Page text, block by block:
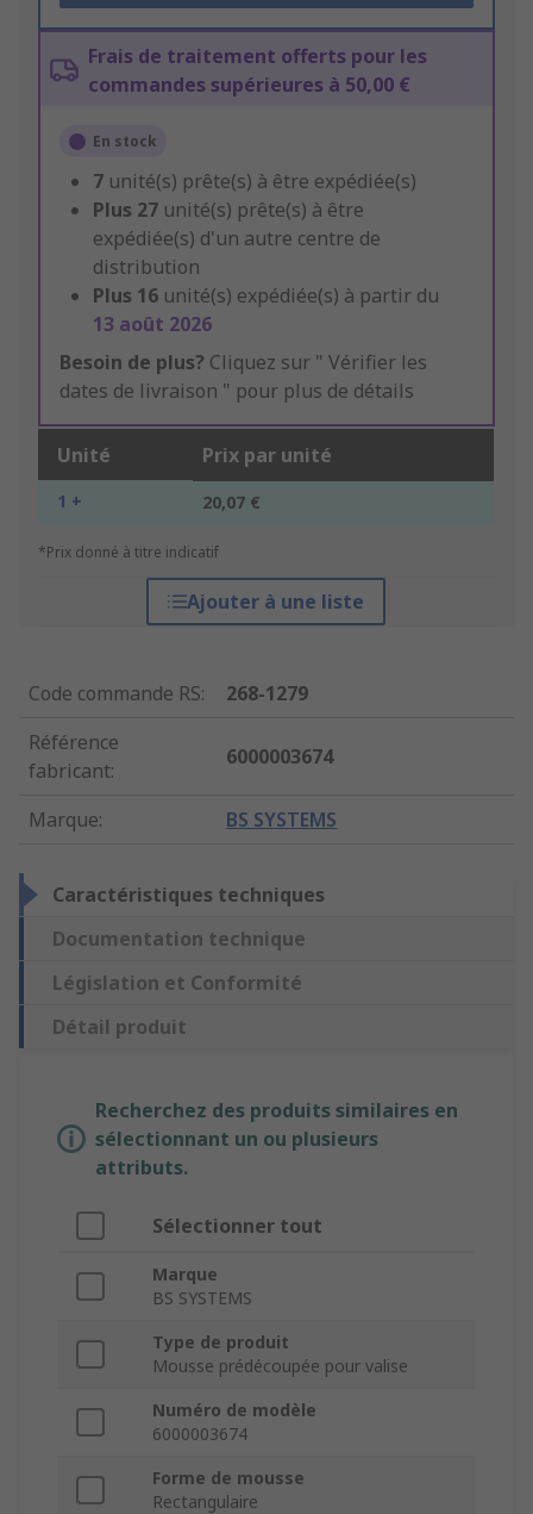
Frais de traitement offerts pour les
commandes supérieures à 50,00 €
En stock
7 unité(s) prête(s) à être expédiée(s)
Plus 27 unité(s) prête(s) à être
expédiée(s) d'un autre centre de
distribution
Plus 16 unité(s) expédiée(s) à partir du
13 août 2026
Besoin de plus? Cliquez sur " Vérifier les
dates de livraison " pour plus de détails
Unité Prix par unité
1 + 20,07 €
*Prix donné à titre indicatif
Ajouter à une liste
Code commande RS:
268-1279
Référence
fabricant:
6000003674
Marque: BS SYSTEMS
Caractéristiques techniques
Documentation technique
Législation et Conformité
Détail produit
Recherchez des produits similaires en
sélectionnant un ou plusieurs
attributs.
Sélectionner tout
Marque
BS SYSTEMS
Type de produit
Mousse prédécoupée pour valise
Numéro de modèle
6000003674
Forme de mousse
Rectangulaire